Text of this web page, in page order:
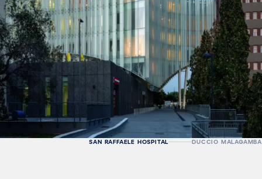
SAN RAFFAELE HOSPITAL DUCCIO MALAGAMBA